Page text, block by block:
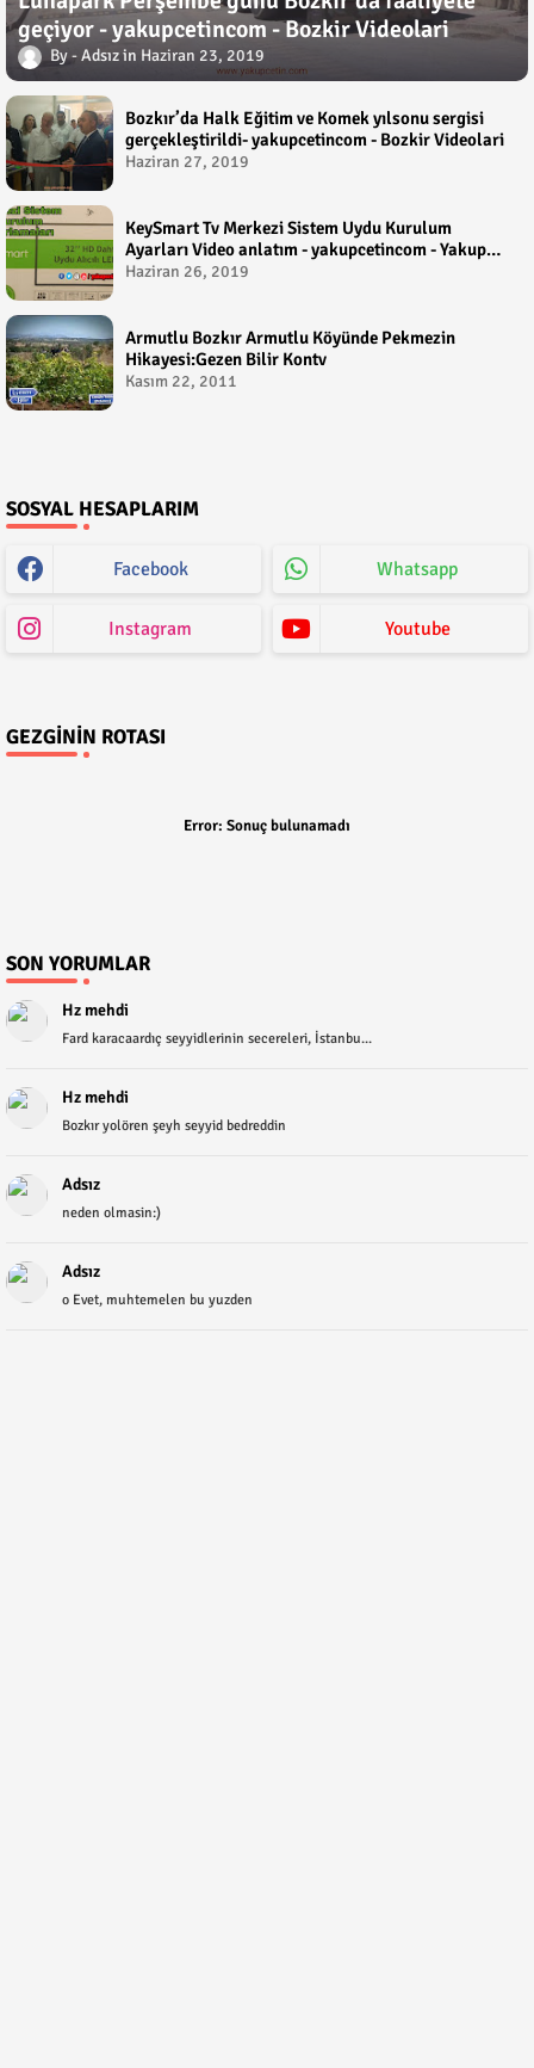
geçiyor - yakupcetincom - Bozkir Videolari
Adsız Haziran 23, 2019
Bozkır’da Halk Eğitim ve Komek yılsonu sergisi
gerçekleştirildi- yakupcetincom - Bozkir Videolari
Haziran 27, 2019
KeySmart Tv Merkezi Sistem Uydu Kurulum
Ayarları Video anlatım - yakupcetincom - Yakup
Çetin
Haziran 26, 2019
Armutlu Bozkır Armutlu Köyünde Pekmezin
Hikayesi:Gezen Bilir Kontv
Kasım 22, 2011
SOSYAL HESAPLARIM
Facebook Whatsapp
Instagram Youtube
GEZGININ ROTASI
Error: Sonuç bulunamadı
SON YORUMLAR
Hz mehdi
Fard karacaardıç seyyidlerinin secereleri, İstanbu...
Hz mehdi
Bozkır yolören şeyh seyyid bedreddin
Adsız
neden olmasin:)
Adsız
o Evet, muhtemelen bu yuzden